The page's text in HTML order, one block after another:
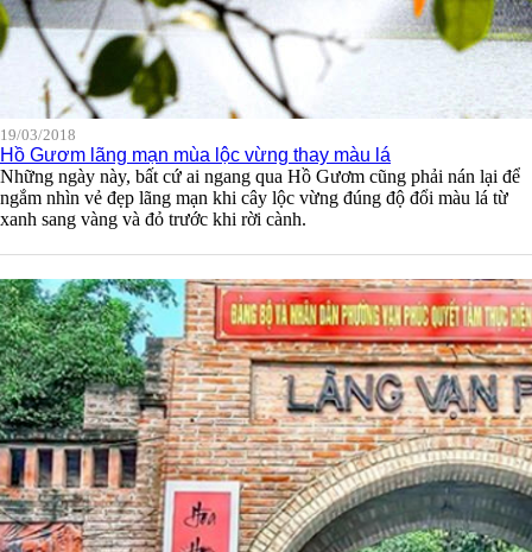
19/03/2018
Hồ Gươm lãng mạn mùa lộc vừng thay màu lá
Những ngày này, bất cứ ai ngang qua Hồ Gươm cũng phải nán lại để
ngắm nhìn vẻ đẹp lãng mạn khi cây lộc vừng đúng độ đổi màu lá từ
xanh sang vàng và đỏ trước khi rời cành.